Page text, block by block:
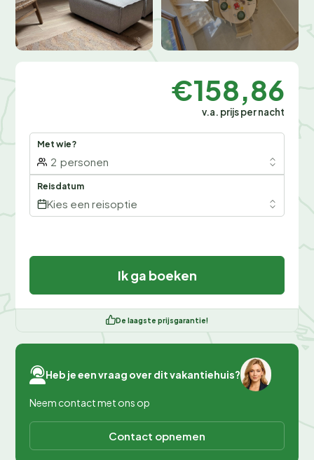
€158,86
v.a. prijs per nacht
Met wie?
2 personen
Reisdatum
Kies een reisoptie
Ik ga boeken
De laagste prijsgarantie!
Heb je een vraag over dit vakantiehuis?
Neem contact met ons op
Contact opnemen